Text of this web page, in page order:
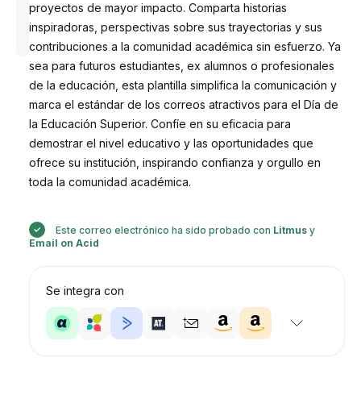
Diseñado
por
Anastasiia
proyectos de mayor impacto. Comparta historias
inspiradoras, perspectivas sobre sus trayectorias y sus
contribuciones a la comunidad académica sin esfuerzo. Ya
sea para futuros estudiantes, ex alumnos o profesionales
de la educación, esta plantilla simplifica la comunicación y
marca el estándar de los correos atractivos para el Día de
la Educación Superior. Confíe en su eficacia para
demostrar el nivel educativo y las oportunidades que
ofrece su institución, inspirando confianza y orgullo en
toda la comunidad académica.
Este correo electrónico ha sido probado con Litmus y
Email on Acid
Se integra con